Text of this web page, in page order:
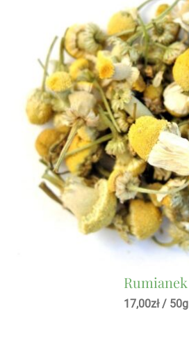
Rumianek
17,00zł/ 50g